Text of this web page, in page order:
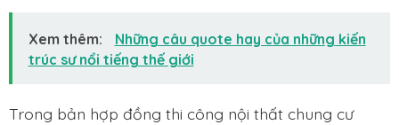
Xem thêm:
Những câu quote hay của những kiến
trúc sư nổi tiếng thế giới
Trong bản hợp đồng thi công nội thất chung cư